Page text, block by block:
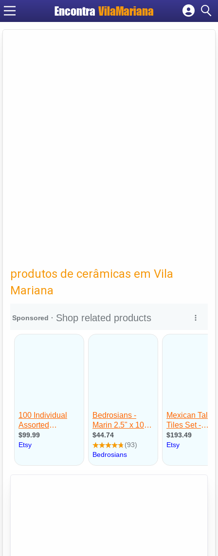
EncontraVilaMariana
Cadastrar empresa
produtos de cerâmicas em Vila
Mariana